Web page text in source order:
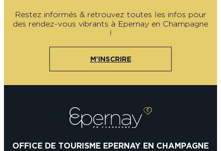
Restez informés & retrouvez toutes les infos pour
des rendez-vous vibrants à Epernay en Champagne
!
M'INSCRIRE
OFFICE DE TOURISME EPERNAY EN CHAMPAGNE